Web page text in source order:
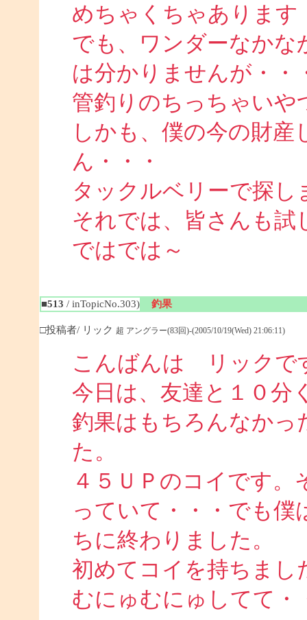
めちゃくちゃあります
でも、ワンダーなかな
は分かりませんが・・
管釣りのちっちゃいや
しかも、僕の今の財
ん・・・
タックルベリーで探し
それでは、皆さんも試
ではでは～
■513 / inTopicNo.303) 釣果
□投稿者/ リック 超 アングラー(83回)-(2005/10/19(Wed) 21:06:11)
こんばんは リックで
今日は、友達と１０分
釣果はもちろんなかっ
た。
４５ＵＰのコイです
っていて・・・でも
ちに終わりました。
初めてコイを持ちまし
むにゅむにゅしてて・